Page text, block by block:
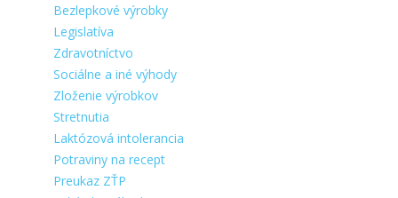
Bezlepkové výrobky
Legislatíva
Zdravotníctvo
Sociálne a iné výhody
Zloženie výrobkov
Stretnutia
Laktózová intolerancia
Potraviny na recept
Preukaz ZŤP